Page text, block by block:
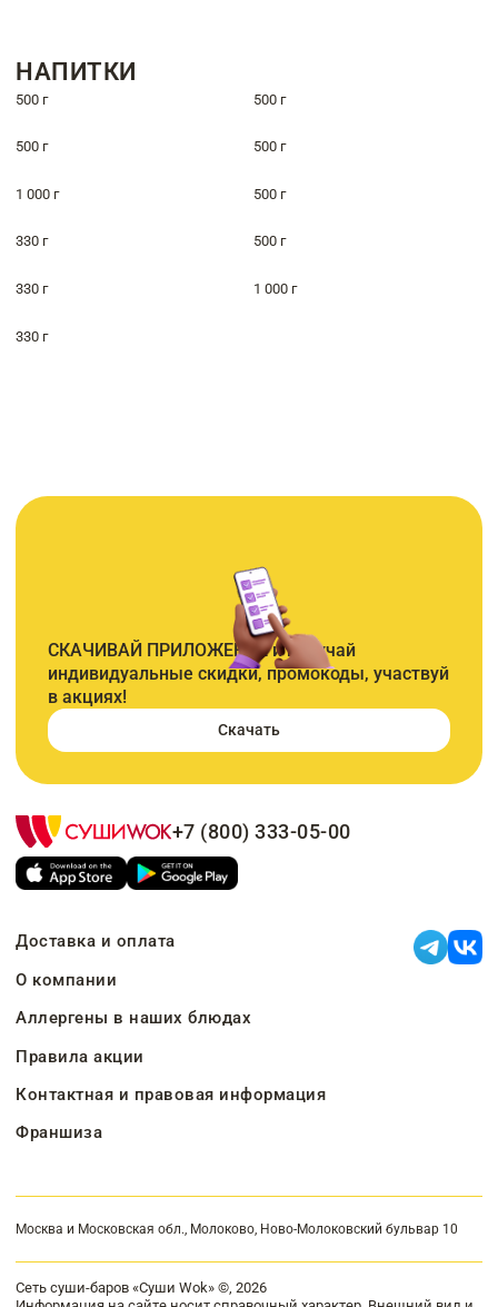
НАПИТКИ
500 г 500 г
500 г 500 г
1 000 г 500 г
330 г 500 г
330 г 1 000 г
330 г
СКАЧИВАЙ ПРИЛОЖЕНИЕ и получай
индивидуальные скидки, промокоды, участвуй
в акциях!
Скачать
+7 (800) 333-05-00
Доставка и оплата
О компании
Аллергены в наших блюдах
Правила акции
Контактная и правовая информация
Франшиза
Москва и Московская обл., Молоково, Ново-Молоковский бульвар 10
Сеть суши-баров «Суши Wok» ©, 2026